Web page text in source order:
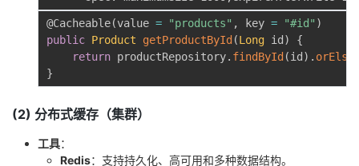
@Cacheable(value = "products" , key = "#id" )
public Product getProductById (Long id )
{
return productRepository. findById (id ) . orElse
}
(2) 分布式缓存（集群）
工具：
Redis：支持持久化、高可用和多种数据结构。